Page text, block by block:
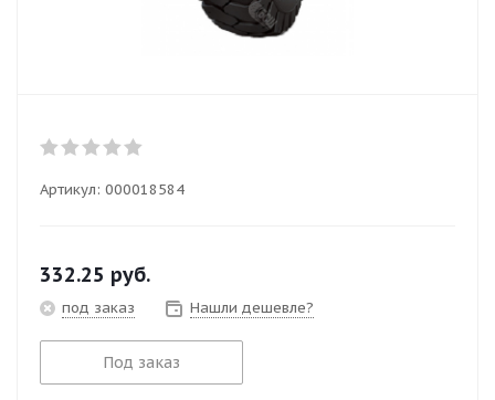
Артикул: 000018584
332.25 руб.
под заказ Нашли дешевле?
Под заказ